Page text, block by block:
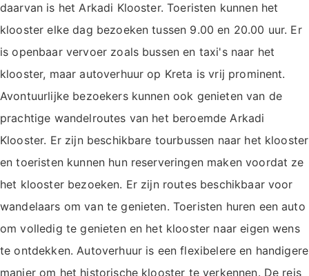
daarvan is het Arkadi Klooster. Toeristen kunnen het
klooster elke dag bezoeken tussen 9.00 en 20.00 uur. Er
is openbaar vervoer zoals bussen en taxi's naar het
klooster, maar autoverhuur op Kreta is vrij prominent.
Avontuurlijke bezoekers kunnen ook genieten van de
prachtige wandelroutes van het beroemde Arkadi
Klooster. Er zijn beschikbare tourbussen naar het klooster
en toeristen kunnen hun reserveringen maken voordat ze
het klooster bezoeken. Er zijn routes beschikbaar voor
wandelaars om van te genieten. Toeristen huren een auto
om volledig te genieten en het klooster naar eigen wens
te ontdekken. Autoverhuur is een flexibelere en handigere
manier om het historische klooster te verkennen. De reis